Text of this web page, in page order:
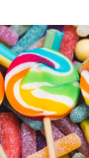
Nestle_vol.4.